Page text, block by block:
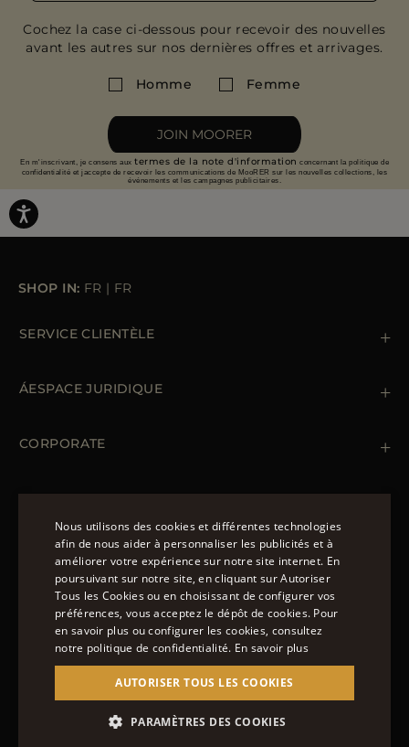
Cochez la case ci-dessous pour recevoir des nouvelles
avant les autres sur nos dernières offres et arrivages.
Homme Femme
JOIN MOORER
En m'inscrivant, je consens aux termes de la note d'information concernant la politique de
confidentialité et jaccepte de recevoir les communications de MooRER sur les nouvelles collections, les
événements et les campagnes publicitaires.
SHOP IN: FR | FR
SERVICE CLIENTÈLE
Commandes et paiements
ÁESPACE JURIDIQUE
Gestion des cookies
Déclaration d'accessibilité
CORPORATE
MANTEAUX
Doudoune Longue Homme
Manteaux Femme
Doudoune Hiver Homme
Blouson Femme Hiver
NOUS SUIVRE
© 2022 – MOORER S.P.A – VIA XXV APRILE, 90 37014
CASTELNUOVO DEL GARDA (VR) P.I./C.F.:
IT02951700232 ISCR. REG. IMPRESE VR-297581
SITE MANAGED BY THE LEVEL GROUP S.R.L
ENGLISH
ITALIAN
FRENCH
GERMAN
CHINESE (SIMPLIFIED)
SPANISH
Nous utilisons des cookies et différentes technologies
afin de nous aider à personnaliser les publicités et à
améliorer votre expérience sur notre site internet. En
poursuivant sur notre site, en cliquant sur Autoriser
Tous les Cookies ou en choisissant de configurer vos
préférences, vous acceptez le dépôt de cookies. Pour
en savoir plus ou configurer les cookies, consultez
notre politique de confidentialité. En savoir plus
AUTORISER TOUS LES COOKIES
PARAMÈTRES DES COOKIES